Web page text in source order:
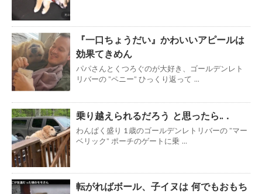
『一口ちょうだい』かわいいアピールは
効果てきめん
パパさんとくつろぐのが大好き、ゴールデンレト
リバーの ”ペニー” ひっくり返って ...
乗り越えられるだろう と思ったら..．
わんぱく盛り 1歳のゴールデンレトリバーの ”マー
ベリック” ポーチのゲートに乗 ...
転がればボール、子イヌは 何でもおもち